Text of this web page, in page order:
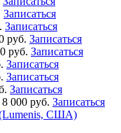
Записаться
Записаться
руб. Записаться
руб. Записаться
Записаться
Записаться
Записаться
8 000 руб. Записаться
(Lumenis, США)